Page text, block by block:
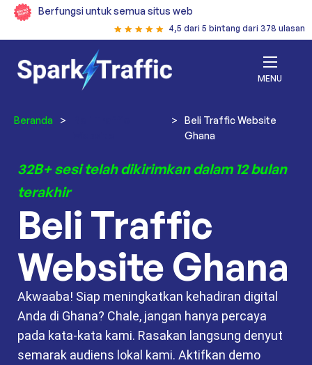
Berfungsi untuk semua situs web
4,5 dari 5 bintang dari 378 ulasan
MENU
Beranda > >
Beli Traffic Website
Ghana
32B+ sesi telah dikirimkan dalam 12 bulan
terakhir
Beli Traffic
Website Ghana
Akwaaba! Siap meningkatkan kehadiran digital
Anda di Ghana? Chale, jangan hanya percaya
pada kata-kata kami. Rasakan langsung denyut
semarak audiens lokal kami. Aktifkan demo